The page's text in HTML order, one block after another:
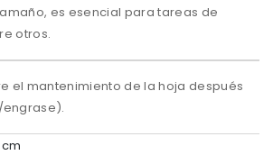
es esencial para tareas de
otros.
el mantenimiento de la hoja después